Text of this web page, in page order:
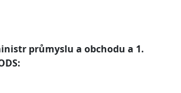
průmyslu a obchodu a 1.